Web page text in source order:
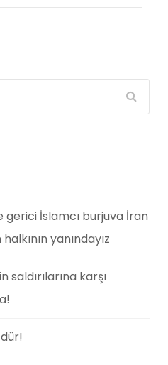
İslamcı burjuva İran
yanındayız
saldırılarına karşı